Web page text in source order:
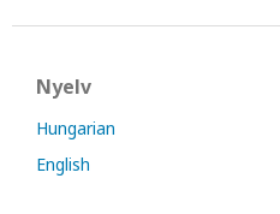
Nyelv
Hungarian
English